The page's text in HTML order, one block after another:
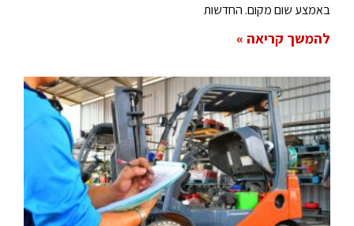
באמצע שום מקום. החדשות
להמשך קריאה »